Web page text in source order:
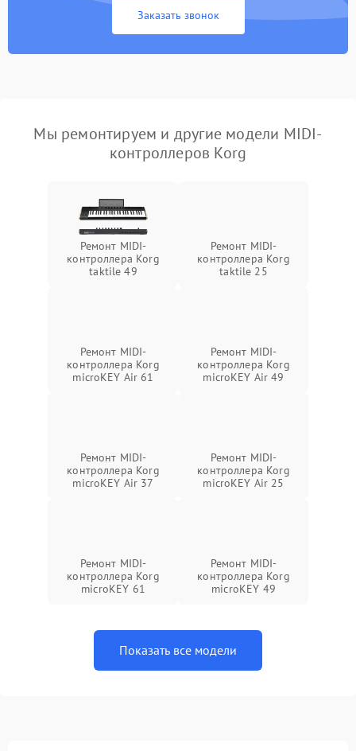
Заказать звонок
Мы ремонтируем и другие модели MIDI-
контроллеров Korg
Ремонт MIDI-
контроллера Korg
taktile 49
Ремонт MIDI-
контроллера Korg
taktile 25
Ремонт MIDI-
контроллера Korg
microKEY Air 61
Ремонт MIDI-
контроллера Korg
microKEY Air 49
Ремонт MIDI-
контроллера Korg
microKEY Air 37
Ремонт MIDI-
контроллера Korg
microKEY Air 25
Ремонт MIDI-
контроллера Korg
microKEY 61
Ремонт MIDI-
контроллера Korg
microKEY 49
Показать все модели